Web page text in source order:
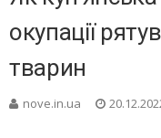
окупації
тварин
nove.in.ua